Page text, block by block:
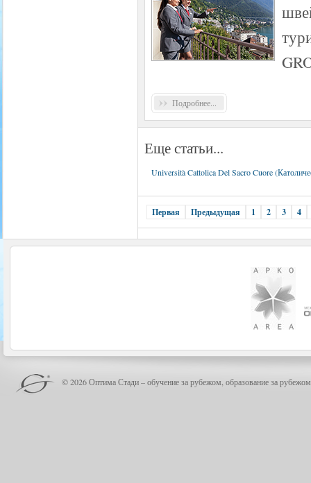
Подробнее...
Еще статьи...
Università Cattolica Del Sacro Cuore
Первая Предыдущая 1 2 3 4
© 2026 Оптима Стади – обучение за рубежом, образование за